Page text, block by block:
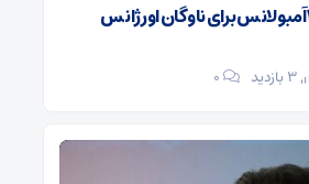
تفاهم‌نامه خرید ۱۲ آمبولانس برای ناوگان اورژانس
۰